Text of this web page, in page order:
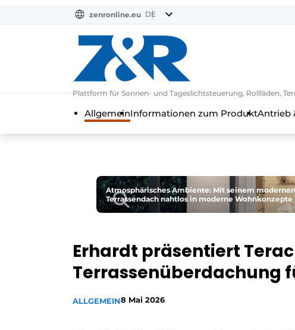
zenronline.eu DE
Plattform für Sonnen- und Tageslichtsteuerung, Rollläden,
AllgemeinInformationen zum ProduktAntrieb
Atmosphärisches Ambiente: Mit seinem
Terrassendach nahtlos in moderne Wohnkonzepte
Erhardt präsentiert
Terrassenüberdachung
ALLGEMEIN8 Mai 2026